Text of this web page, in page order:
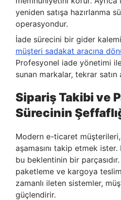
yeniden satışa hazırlanma
operasyondur.
İade sürecini bir gider
müşteri sadakat aracına
Profesyonel iade yönetimi
sunan markalar, tekrar satın
Sipariş Takibi ve
Sürecinin
Modern e-ticaret
aşamasını takip etmek
bu beklentinin bir
paketleme ve kargoya
zamanlı ileten sistemler,
güçlendirir.